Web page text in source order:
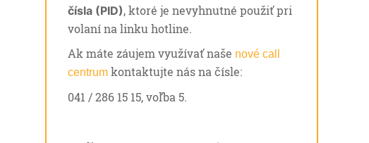
čísla (PID), ktoré je nevyhnutné použiť pri
volaní na linku hotline.
Ak máte záujem využívať naše nové call
centrum kontaktujte nás na čísle:
041 / 286 15 15, voľba 5.